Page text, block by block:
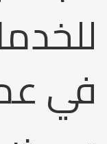
في